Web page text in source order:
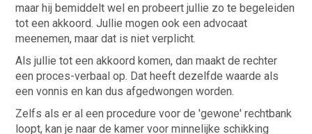
maar hij bemiddelt wel en probeert jullie zo te begeleiden
tot een akkoord. Jullie mogen ook een advocaat
meenemen, maar dat is niet verplicht.
Als jullie tot een akkoord komen, dan maakt de rechter
een proces-verbaal op. Dat heeft dezelfde waarde als
een vonnis en kan dus afgedwongen worden.
Zelfs als er al een procedure voor de 'gewone' rechtbank
loopt, kan je naar de kamer voor minnelijke schikking